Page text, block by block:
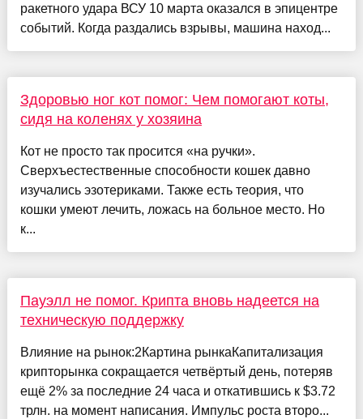
ракетного удара ВСУ 10 марта оказался в эпицентре
событий. Когда раздались взрывы, машина наход...
Здоровью ног кот помог: Чем помогают коты,
сидя на коленях у хозяина
Кот не просто так просится «на ручки».
Сверхъестественные способности кошек давно
изучались эзотериками. Также есть теория, что
кошки умеют лечить, ложась на больное место. Но
к...
Пауэлл не помог. Крипта вновь надеется на
техническую поддержку
Влияние на рынок:2Картина рынкаКапитализация
крипторынка сокращается четвёртый день, потеряв
ещё 2% за последние 24 часа и откатившись к $3.72
трлн. на момент написания. Импульс роста второ...